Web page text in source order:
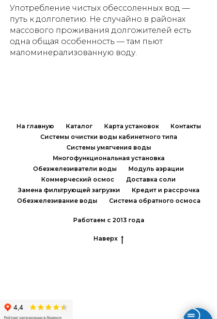
Употребление чистых обессоленных вод —
путь к долголетию. Не случайно в районах
массового проживания долгожителей есть
одна общая особенность — там пьют
маломинерализованную воду.
На главную Каталог Карта установок
Контакты
Системы очистки воды кабинетного типа
Системы умягчения воды
Многофункциональная установка
Обезжелезиватели воды
Модуль аэрации
Коммерческий осмос
Доставка соли
Замена фильтрующей загрузки
Кредит и рассрочка
Обезжелезивание воды
Система обратного осмоса
Работаем с 2013 года
Наверх